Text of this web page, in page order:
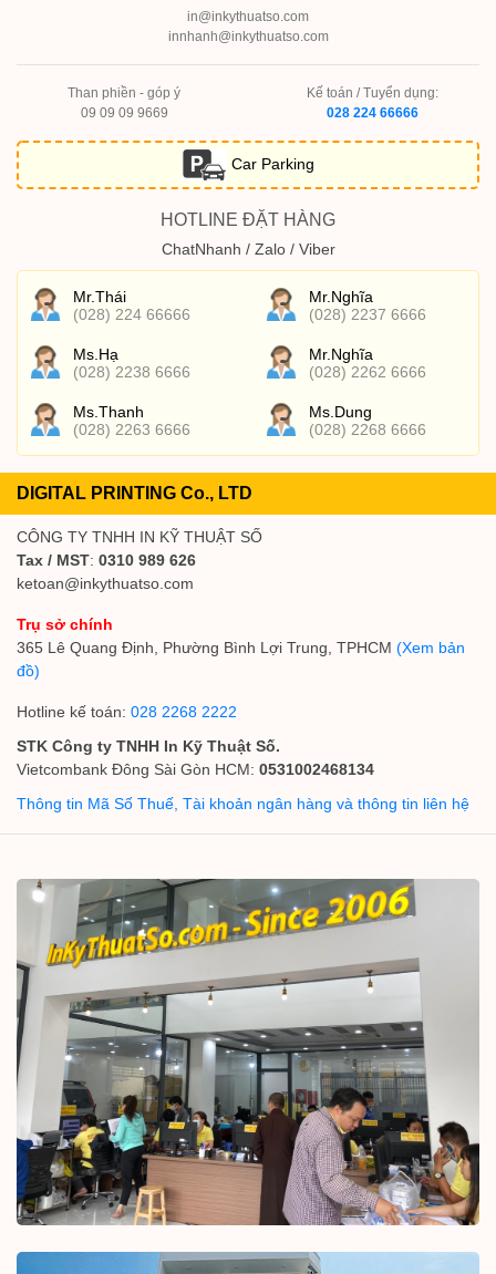
in@inkythuatso.com
innhanh@inkythuatso.com
Than phiền - góp ý
09 09 09 9669
Kế toán / Tuyển dụng:
028 224 66666
Car Parking
HOTLINE ĐẶT HÀNG
ChatNhanh / Zalo / Viber
Mr.Thái
(028) 224 66666
Mr.Nghĩa
(028) 2237 6666
Ms.Hạ
(028) 2238 6666
Mr.Nghĩa
(028) 2262 6666
Ms.Thanh
(028) 2263 6666
Ms.Dung
(028) 2268 6666
DIGITAL PRINTING Co., LTD
CÔNG TY TNHH IN KỸ THUẬT SỐ
Tax / MST: 0310 989 626
ketoan@inkythuatso.com
Trụ sở chính
365 Lê Quang Định, Phường Bình Lợi Trung, TPHCM (Xem bản
đồ)
Hotline kế toán: 028 2268 2222
STK Công ty TNHH In Kỹ Thuật Số.
Vietcombank Đông Sài Gòn HCM: 0531002468134
Thông tin Mã Số Thuế, Tài khoản ngân hàng và thông tin liên hệ